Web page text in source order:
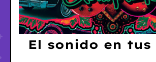
El sonido en tus